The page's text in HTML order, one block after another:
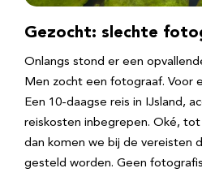
Gezocht: slechte
Onlangs stond er een
Men zocht een fotograaf. Voor
Een 10-daagse reis in IJsland,
reiskosten inbegrepen. Oké,
dan komen we bij de vereisten
gesteld worden. Geen